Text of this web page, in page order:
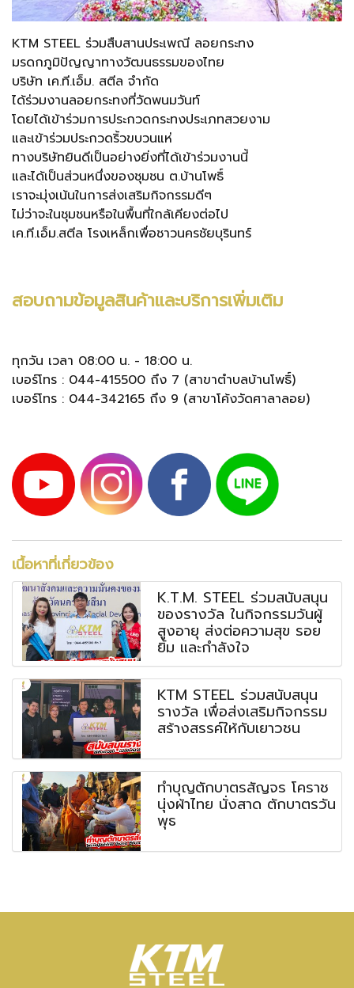
KTM STEEL ร่วมสืบสานประเพณี ลอยกระทง
มรดกภูมิปัญญาทางวัฒนธรรมของไทย
บริษัท เค.ที.เอ็ม. สตีล จำกัด
ได้ร่วมงานลอยกระทงที่วัดพนมวันท์
โดยได้เข้าร่วมการประกวดกระทงประเภทสวยงาม
และเข้าร่วมประกวดริ้วขบวนแห่
ทางบริษัทยินดีเป็นอย่างยิ่งที่ได้เข้าร่วมงานนี้
และได้เป็นส่วนหนึ่งของชุมชน ต.บ้านโพธิ์
เราจะมุ่งเน้นในการส่งเสริมกิจกรรมดีๆ
ไม่ว่าจะในชุมชนหรือในพื้นที่ใกล้เคียงต่อไป
เค.ที.เอ็ม.สตีล โรงเหล็กเพื่อชาวนครชัยบุรินทร์
สอบถามข้อมูลสินค้าและบริการเพิ่มเติม
ทุกวัน เวลา 08:00 น. - 18:00 น.
เบอร์โทร : 044-415500 ถึง 7 (สาขาตำบลบ้านโพธิ์)
เบอร์โทร : 044-342165 ถึง 9 (สาขาโค้งวัดศาลาลอย)
เนื้อหาที่เกี่ยวข้อง
K.T.M. STEEL ร่วมสนับสนุน
ของรางวัล ในกิจกรรมวันผู้
สูงอายุ ส่งต่อความสุข รอย
ยิ้ม และกำลังใจ
KTM STEEL ร่วมสนับสนุน
รางวัล เพื่อส่งเสริมกิจกรรม
สร้างสรรค์ให้กับเยาวชน
ทำบุญตักบาตรสัญจร โคราช
นุ่งผ้าไทย นั่งสาด ตักบาตรวัน
พุธ